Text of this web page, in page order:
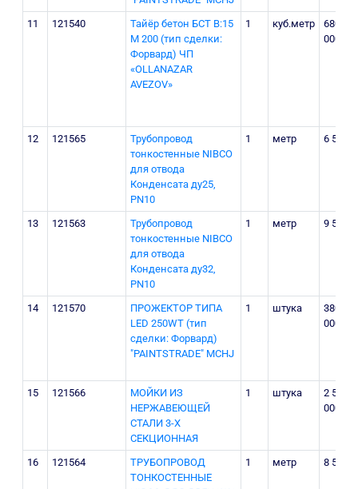
11 121540
Тайёр бетон БСТ В:15
М 200 (тип сделки:
Форвард) ЧП
«OLLANAZAR
AVEZOV»
1 куб.метр
680
000
12 121565
Трубопровод
тонкостенные NIBCO
для отвода
Конденсата ду25,
PN10
1 метр 6 500
13 121563
Трубопровод
тонкостенные NIBCO
для отвода
Конденсата ду32,
PN10
1 метр 9 500
14 121570
ПРОЖЕКТОР ТИПА
LED 250WТ (тип
сделки: Форвард)
"PAINTSTRADE" MCHJ
1 штука
380
000
15 121566
МОЙКИ ИЗ
НЕРЖАВЕЮЩЕЙ
СТАЛИ 3-Х
СЕКЦИОННАЯ
1 штука
2 500
000
16 121564
ТРУБОПРОВОД
ТОНКОСТЕННЫЕ
1 метр 8 500